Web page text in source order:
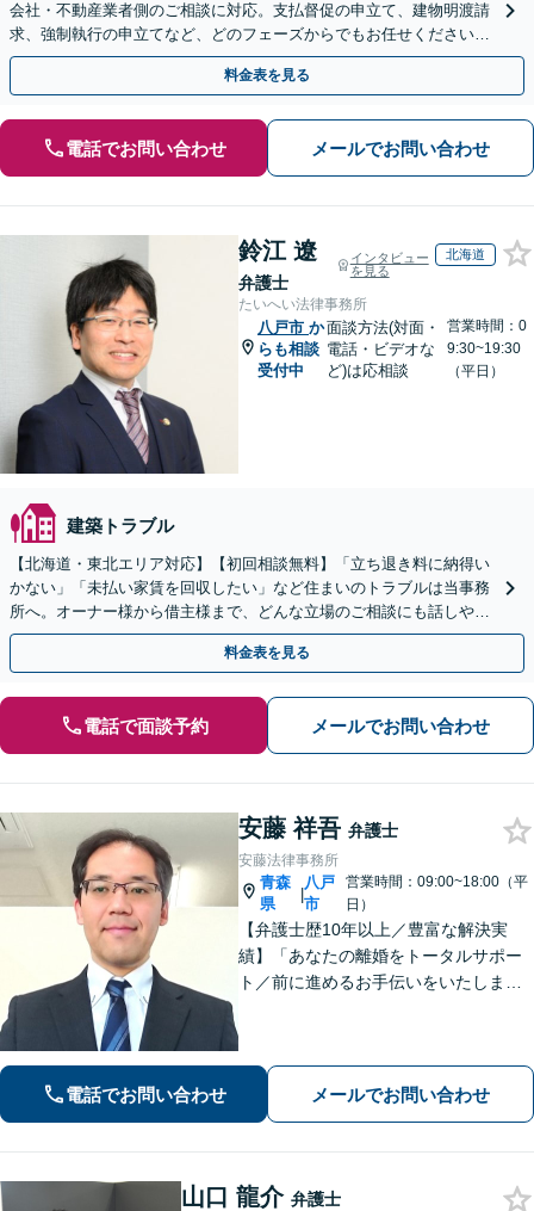
会社・不動産業者側のご相談に対応。支払督促の申立て、建物明渡請
求、強制執行の申立てなど、どのフェーズからでもお任せください。
他士業ともワンストップで対応可能【休日・夜間面談OK】
料金表を見る
電話でお問い合わせ メールでお問い合わせ
鈴江 遼
弁護士
インタビュー
を見る
北海道
たいへい法律事務所
八戸市 か
らも相談
受付中
面談方法(対面・
電話・ビデオな
ど)は応相談
営業時間：0
9:30~19:30
（平日）
建築トラブル
【北海道・東北エリア対応】【初回相談無料】「立ち退き料に納得い
かない」「未払い家賃を回収したい」など住まいのトラブルは当事務
所へ。オーナー様から借主様まで、どんな立場のご相談にも話しやす
い弁護士が対応します。ＷＥＢ面談可。
料金表を見る
電話で面談予約 メールでお問い合わせ
安藤 祥吾 弁護士
安藤法律事務所
青森
県
|
八戸
市
営業時間：09:00~18:00（平
日）
【弁護士歴10年以上／豊富な解決実
績】「あなたの離婚をトータルサポー
ト／前に進めるお手伝いをいたしま
い」【秘密厳守】【休日・夜間相談あ
り】
電話でお問い合わせ メールでお問い合わせ
山口 龍介 弁護士